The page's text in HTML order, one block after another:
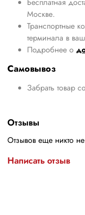
Москве.
Транспортные
терминала в
Подробнее о
Самовывоз
Забрать товар
Отзывы
Отзывов еще никто
Написать отзыв